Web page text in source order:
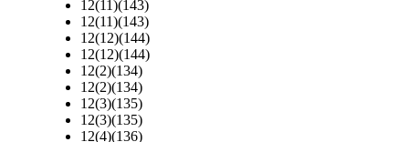
12(11)(143)
12(11)(143)
12(12)(144)
12(12)(144)
12(2)(134)
12(2)(134)
12(3)(135)
12(3)(135)
12(4)(136)